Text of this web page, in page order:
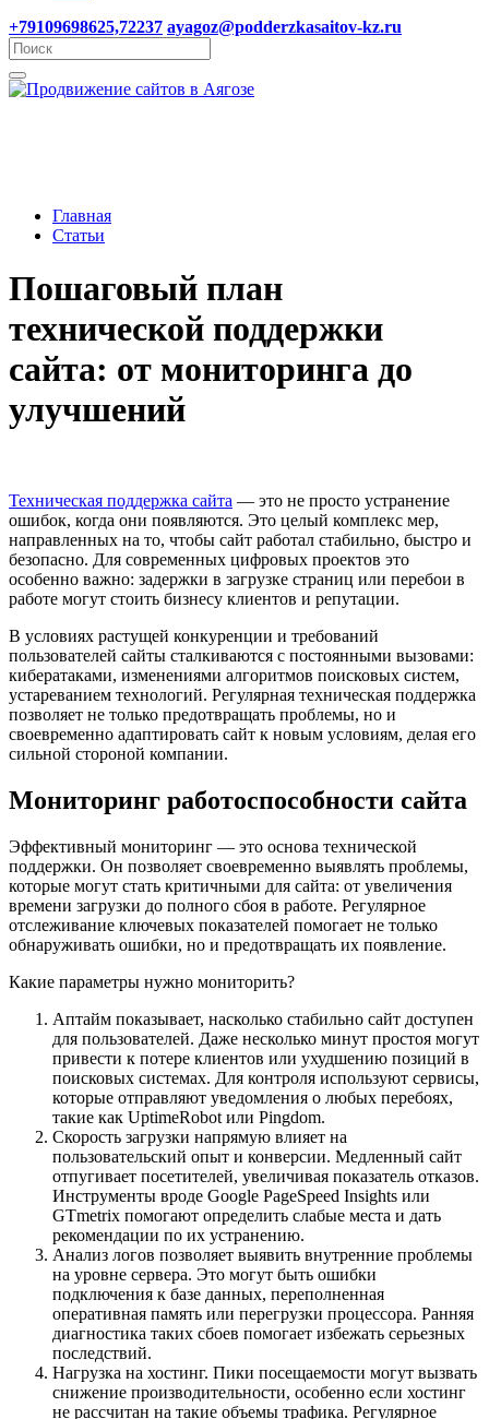
+79109698625,72237 ayagoz@podderzkasaitov-kz.ru
Главная
Статьи
Пошаговый план
технической поддержки
сайта: от мониторинга до
улучшений
Техническая поддержка сайта — это не просто устранение
ошибок, когда они появляются. Это целый комплекс мер,
направленных на то, чтобы сайт работал стабильно, быстро и
безопасно. Для современных цифровых проектов это
особенно важно: задержки в загрузке страниц или перебои в
работе могут стоить бизнесу клиентов и репутации.
В условиях растущей конкуренции и требований
пользователей сайты сталкиваются с постоянными вызовами:
кибератаками, изменениями алгоритмов поисковых систем,
устареванием технологий. Регулярная техническая поддержка
позволяет не только предотвращать проблемы, но и
своевременно адаптировать сайт к новым условиям, делая его
сильной стороной компании.
Мониторинг работоспособности сайта
Эффективный мониторинг — это основа технической
поддержки. Он позволяет своевременно выявлять проблемы,
которые могут стать критичными для сайта: от увеличения
времени загрузки до полного сбоя в работе. Регулярное
отслеживание ключевых показателей помогает не только
обнаруживать ошибки, но и предотвращать их появление.
Какие параметры нужно мониторить?
Аптайм показывает, насколько стабильно сайт доступен
для пользователей. Даже несколько минут простоя могут
привести к потере клиентов или ухудшению позиций в
поисковых системах. Для контроля используют сервисы,
которые отправляют уведомления о любых перебоях,
такие как UptimeRobot или Pingdom.
Скорость загрузки напрямую влияет на
пользовательский опыт и конверсии. Медленный сайт
отпугивает посетителей, увеличивая показатель отказов.
Инструменты вроде Google PageSpeed Insights или
GTmetrix помогают определить слабые места и дать
рекомендации по их устранению.
Анализ логов позволяет выявить внутренние проблемы
на уровне сервера. Это могут быть ошибки
подключения к базе данных, переполненная
оперативная память или перегрузки процессора. Ранняя
диагностика таких сбоев помогает избежать серьезных
последствий.
Нагрузка на хостинг. Пики посещаемости могут вызвать
снижение производительности, особенно если хостинг
не рассчитан на такие объемы трафика. Регулярное